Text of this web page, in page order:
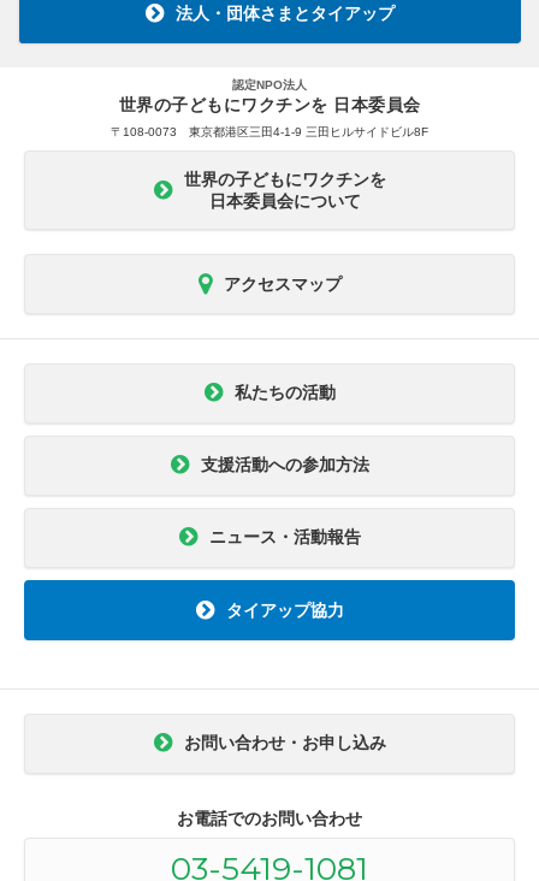
法人・団体さまとタイアップ
認定NPO法人
世界の子どもにワクチンを 日本委員会
〒108-0073 東京都港区三田4-1-9 三田ヒルサイドビル8F
世界の子どもにワクチンを
日本委員会について
アクセスマップ
私たちの活動
支援活動への参加方法
ニュース・活動報告
タイアップ協力
お問い合わせ・お申し込み
お電話でのお問い合わせ
03-5419-1081